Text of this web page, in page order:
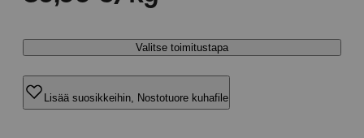
Valitse toimitustapa
Lisää suosikkeihin, Nostotuore kuhafile